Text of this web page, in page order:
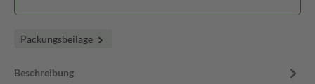
Packungsbeilage
Beschreibung